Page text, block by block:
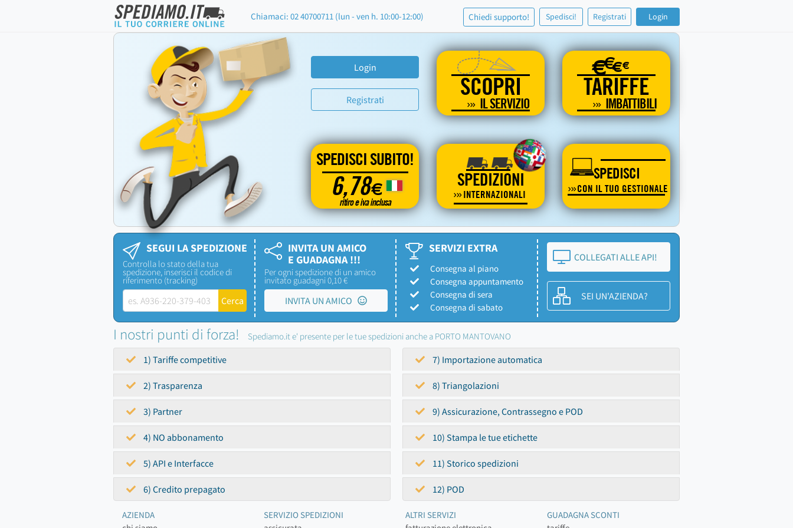
Chiamaci: 02 40700711 (lun - ven h. 10:00-12:00) Chiedi supporto! Spedisci! Registrati Login
Login
Registrati SCOPRI
IL SERVIZIO
€€€€
TARIFFE
IMBATTIBILI
SPEDISCI SUBITO!
6,78€
ritiro e iva inclusa
SPEDIZIONI
INTERNAZIONALI
SPEDISCI
CON IL TUO GESTIONALE
SEGUI LA SPEDIZIONE
Controlla lo stato della tua
spedizione, inserisci il codice di
riferimento (tracking)
INVITA UN AMICO
E GUADAGNA !!!
Per ogni spedizione di un amico
invitato guadagni 0,10 €
INVITA UN AMICO
SERVIZI EXTRA
Consegna al piano
Consegna appuntamento
Consegna di sera
Consegna di sabato
COLLEGATI ALLE API!
SEI UN'AZIENDA?
I nostri punti di forza! Spediamo.it e' presente per le tue spedizioni anche a PORTO MANTOVANO
1) Tariffe competitive
2) Trasparenza
3) Partner
4) NO abbonamento
5) API e Interfacce
6) Credito prepagato
7) Importazione automatica
8) Triangolazioni
9) Assicurazione, Contrassegno e POD
10) Stampa le tue etichette
11) Storico spedizioni
12) POD
AZIENDA
SERVIZIO SPEDIZIONI
ALTRI SERVIZI
GUADAGNA SCONTI